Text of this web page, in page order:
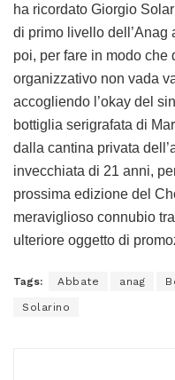
ha ricordato Giorgio
di primo livello dell’Anag
poi, per fare in modo che
organizzativo non vada
accogliendo l’okay del
bottiglia serigrafata di
dalla cantina privata
invecchiata di 21 anni,
prossima edizione del
meraviglioso connubio
ulteriore oggetto di
Tags: Abbate anag
Solarino